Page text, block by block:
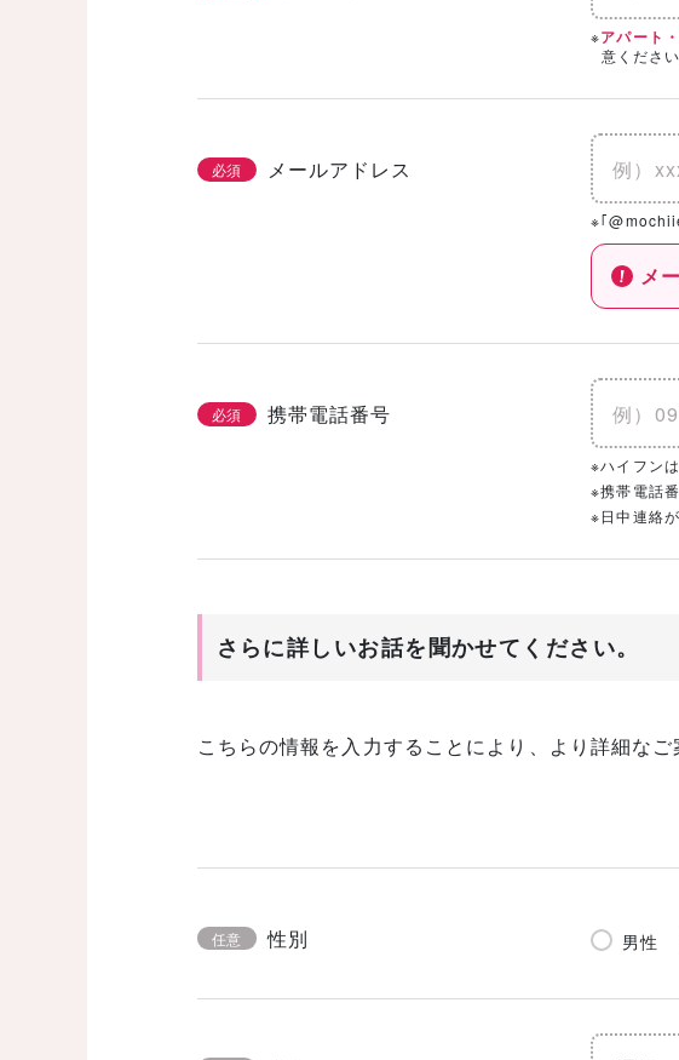
※アパート
意ください
必須 メールアドレス
※｢
メ
必須 携帯電話番号
※ハイフン
※携帯電話
※日中連絡
さらに詳しいお話を聞かせてください。
こちらの情報を入力することにより、より詳細な
任意 性別 男性